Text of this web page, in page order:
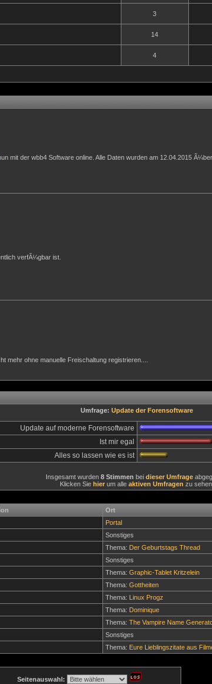
3
14
4
mit der wbb4 Software online. Alle Daten wurden am 12.04.2015
verfÃ¼gbar ist.
mehr ohne manuelle Freischaltung registrieren....
Umfrage: Update der Forensoftware
Update auf moderne Forensoftware
Ist mir egal
Alles so lassen wie es ist
Insgesamt wurden 8 Stimmen bei dieser Umfrage
Klicken Sie hier um alle aktiven Umfragen zu sehen.
Ort
Portal
Sonstiges
Thema: Der Geburtstags Thread
Sonstiges
Thema: Graphic-Tablet Kritzelein
Thema: Gottheiten
Thema: Linux Progz
Thema: Dominique
Thema: The Vampire Name
Sonstiges
Thema: Eure Lieblingszitate aus
Seitenauswahl: